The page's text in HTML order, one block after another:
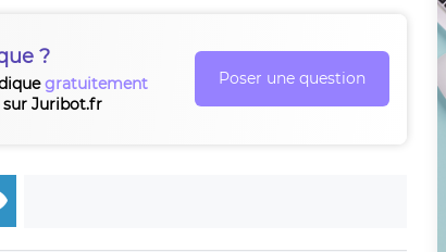
?
gratuitement
Juribot.fr
Poser une question